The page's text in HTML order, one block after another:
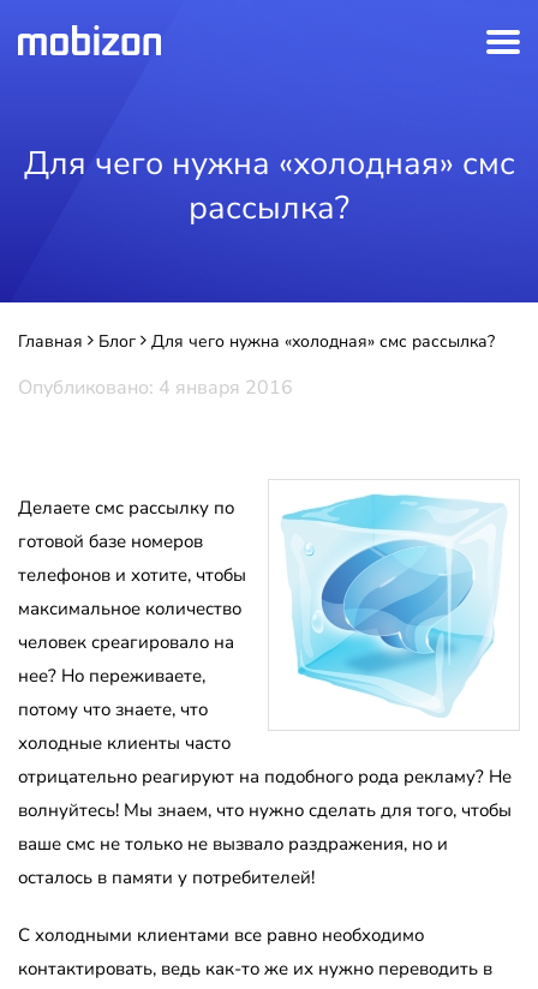
Главная Блог Для чего нужна «холодная» смс рассылка?
Для чего нужна «холодная» смс
рассылка?
Опубликовано: 4 января 2016
Делаете смс рассылку по
готовой базе номеров
телефонов и хотите, чтобы
максимальное количество
человек среагировало на
нее? Но переживаете,
потому что знаете, что
холодные клиенты часто
отрицательно реагируют на подобного рода рекламу? Не
волнуйтесь! Мы знаем, что нужно сделать для того, чтобы
ваше смс не только не вызвало раздражения, но и
осталось в памяти у потребителей!
С холодными клиентами все равно необходимо
контактировать, ведь как-то же их нужно переводить в